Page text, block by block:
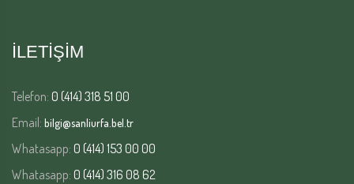
İLETİŞİM
Telefon: 0 (414) 318 51 00
Email: bilgi@sanliurfa.bel.tr
Whatasapp: 0 (414) 153 00 00
Whatasapp: 0 (414) 316 08 62